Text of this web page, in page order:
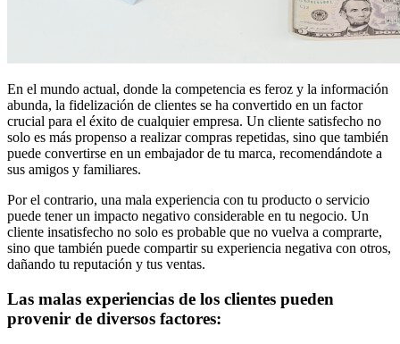
En el mundo actual, donde la competencia es feroz y la información
abunda, la fidelización de clientes se ha convertido en un factor
crucial para el éxito de cualquier empresa. Un cliente satisfecho no
solo es más propenso a realizar compras repetidas, sino que también
puede convertirse en un embajador de tu marca, recomendándote a
sus amigos y familiares.
Por el contrario, una mala experiencia con tu producto o servicio
puede tener un impacto negativo considerable en tu negocio. Un
cliente insatisfecho no solo es probable que no vuelva a comprarte,
sino que también puede compartir su experiencia negativa con otros,
dañando tu reputación y tus ventas.
Las malas experiencias de los clientes pueden
provenir de diversos factores: